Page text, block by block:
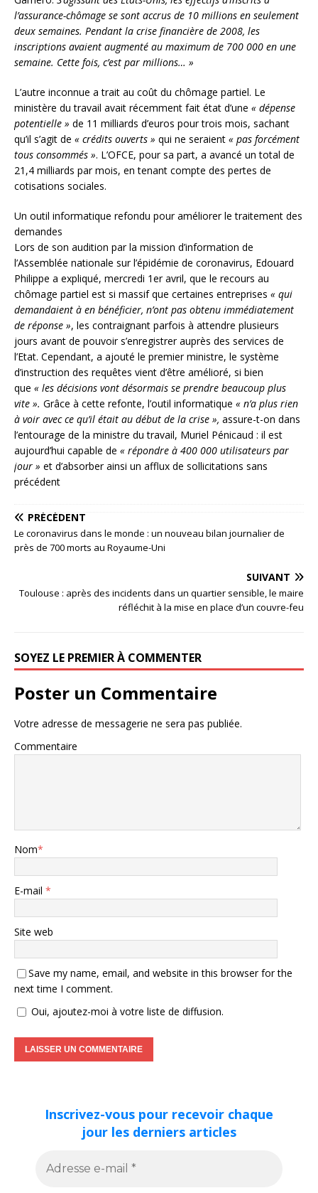
l’assurance-chômage se sont accrus de 10 millions en seulement
deux semaines. Pendant la crise financière de 2008, les
inscriptions avaient augmenté au maximum de 700 000 en une
semaine. Cette fois, c’est par millions… »
L’autre inconnue a trait au coût du chômage partiel. Le
ministère du travail avait récemment fait état d’une « dépense
potentielle » de 11 milliards d’euros pour trois mois, sachant
qu’il s’agit de « crédits ouverts » qui ne seraient « pas forcément
tous consommés ». L’OFCE, pour sa part, a avancé un total de
21,4 milliards par mois, en tenant compte des pertes de
cotisations sociales.
Un outil informatique refondu pour améliorer le traitement des
demandes
Lors de son audition par la mission d’information de
l’Assemblée nationale sur l’épidémie de coronavirus, Edouard
Philippe a expliqué, mercredi 1er avril, que le recours au
chômage partiel est si massif que certaines entreprises « qui
demandaient à en bénéficier, n’ont pas obtenu immédiatement
de réponse », les contraignant parfois à attendre plusieurs
jours avant de pouvoir s’enregistrer auprès des services de
l’Etat. Cependant, a ajouté le premier ministre, le système
d’instruction des requêtes vient d’être amélioré, si bien
que « les décisions vont désormais se prendre beaucoup plus
vite ». Grâce à cette refonte, l’outil informatique « n’a plus rien
à voir avec ce qu’il était au début de la crise », assure-t-on dans
l’entourage de la ministre du travail, Muriel Pénicaud : il est
aujourd’hui capable de « répondre à 400 000 utilisateurs par
jour » et d’absorber ainsi un afflux de sollicitations sans
précédent
PRÉCÉDENT
Le coronavirus dans le monde : un nouveau bilan journalier de
près de 700 morts au Royaume-Uni
SUIVANT
Toulouse : après des incidents dans un quartier sensible, le maire
réfléchit à la mise en place d’un couvre-feu
SOYEZ LE PREMIER À COMMENTER
Poster un Commentaire
Votre adresse de messagerie ne sera pas publiée.
Commentaire
Nom*
E-mail *
Site web
Save my name, email, and website in this browser for the
next time I comment.
Oui, ajoutez-moi à votre liste de diffusion.
Inscrivez-vous pour recevoir chaque
jour les derniers articles